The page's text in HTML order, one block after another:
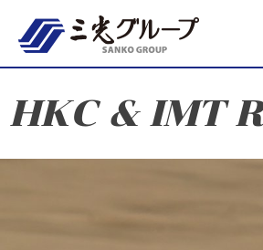
HKC & IMT